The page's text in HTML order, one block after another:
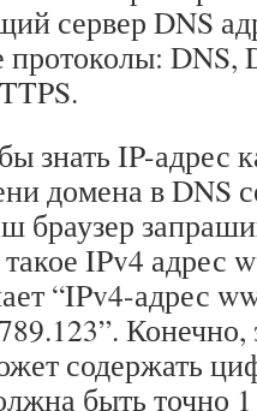
сервер DNS
протоколы: DNS,
знать IP-адрес
домена в DNS
браузер
IPv4 адрес
“IPv4-адрес
содержать
быть точно